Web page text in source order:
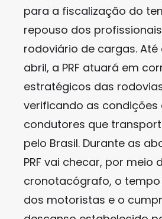
para a fiscalização do
repouso dos
rodoviário de cargas. Até
abril, a PRF atuará em
estratégicos das
verificando as condições
condutores que
pelo Brasil. Durante as
PRF vai checar, por meio
cronotacógrafo, o
dos motoristas e o